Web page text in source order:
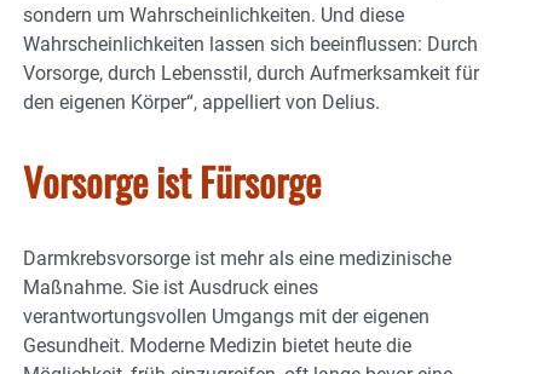
sondern um Wahrscheinlichkeiten. Und diese
Wahrscheinlichkeiten lassen sich beeinflussen: Durch
Vorsorge, durch Lebensstil, durch Aufmerksamkeit für
den eigenen Körper“, appelliert von Delius.
Vorsorge ist Fürsorge
Darmkrebsvorsorge ist mehr als eine medizinische
Maßnahme. Sie ist Ausdruck eines
verantwortungsvollen Umgangs mit der eigenen
Gesundheit. Moderne Medizin bietet heute die